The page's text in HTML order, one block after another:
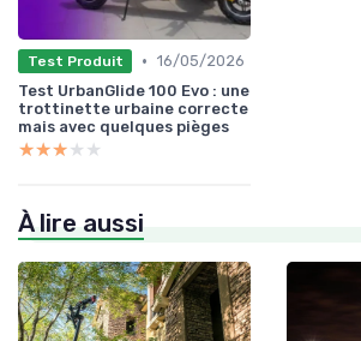
Test Produit • 16/05/2026
Test UrbanGlide 100 Evo : une
trottinette urbaine correcte
mais avec quelques pièges
★★★★★
★★★★★
À lire aussi